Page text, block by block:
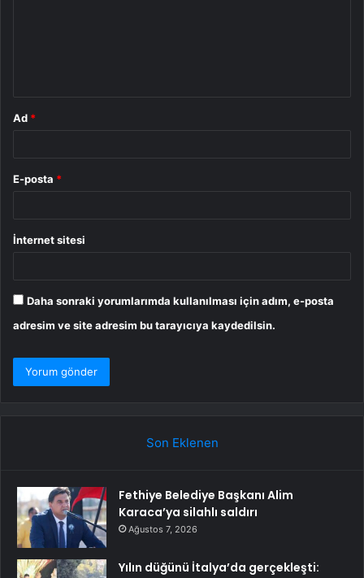
Ad *
E-posta *
İnternet sitesi
Daha sonraki yorumlarımda kullanılması için adım, e-posta
adresim ve site adresim bu tarayıcıya kaydedilsin.
Son Eklenen
Fethiye Belediye Başkanı Alim
Karaca’ya silahlı saldırı
Ağustos 7, 2026
Yılın düğünü İtalya’da gerçekleşti: